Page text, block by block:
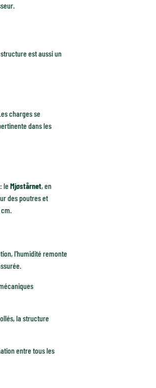
est aussi un
charges se
dans les
le Mjøstårnet, en
des poutres et
l’humidité remonte
la structure
entre tous les